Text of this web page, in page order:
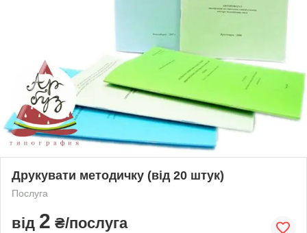
Друкувати методичку (від 20 штук)
Послуга
від 2 ₴/послуга